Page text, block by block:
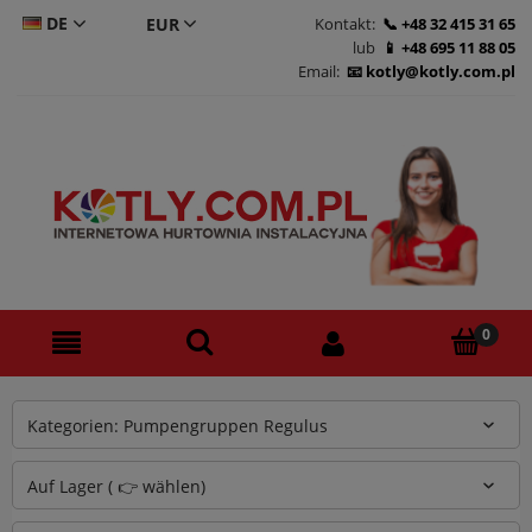
DE Kontakt:
+48 32 415 31 65
lub
+48 695 11 88 05
Email:
kotly@kotly.com.pl
Kategorien: Pumpengruppen Regulus
Auf Lager ( 👉 wählen)